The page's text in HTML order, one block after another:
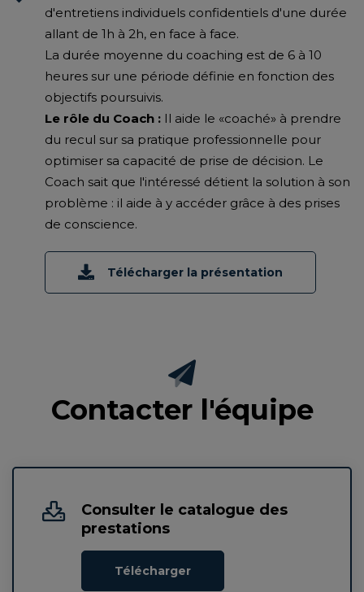
d'entretiens individuels confidentiels d'une durée
allant de 1h à 2h, en face à face.
La durée moyenne du coaching est de 6 à 10
heures sur une période définie en fonction des
objectifs poursuivis.
Le rôle du Coach : Il aide le «coaché» à prendre
du recul sur sa pratique professionnelle pour
optimiser sa capacité de prise de décision. Le
Coach sait que l'intéressé détient la solution à son
problème : il aide à y accéder grâce à des prises
de conscience.
Télécharger la présentation
Contacter l'équipe
Consulter le catalogue des
prestations
Télécharger